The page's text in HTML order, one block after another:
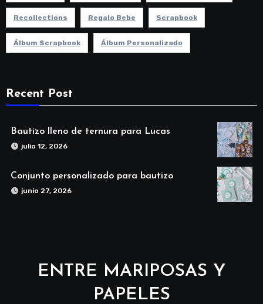
Recollections Regalo Bebe Scrapbook
Álbum Scrapbook Álbum Personalizado
Recent Post
Bautizo lleno de ternura para Lucas
julio 12, 2026
Conjunto personalizado para bautizo
junio 27, 2026
ENTRE MARIPOSAS Y
PAPELES